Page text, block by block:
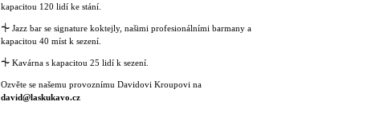
kapacitou 120 lidí ke stání.
⏆ Jazz bar se signature koktejly, našimi profesionálními barmany a
kapacitou 40 míst k sezení.
⏆ Kavárna s kapacitou 25 lidí k sezení.
Ozvěte se našemu provoznímu Davidovi Kroupovi na
david@laskukavo.cz